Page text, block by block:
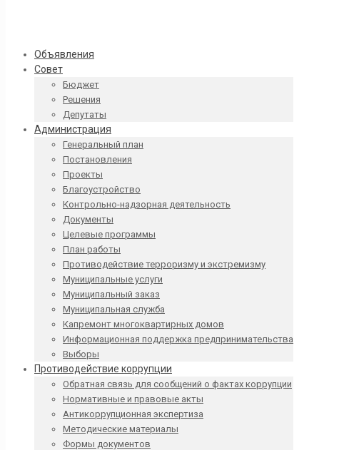
Объявления
Совет
Бюджет
Решения
Депутаты
Администрация
Генеральный план
Постановления
Проекты
Благоустройство
Контрольно-надзорная деятельность
Документы
Целевые программы
План работы
Противодействие терроризму и экстремизму
Муниципальные услуги
Муниципальный заказ
Муниципальная служба
Капремонт многоквартирных домов
Информационная поддержка предпринимательства
Выборы
Противодействие коррупции
Обратная связь для сообщений о фактах коррупции
Нормативные и правовые акты
Антикоррупционная экспертиза
Методические материалы
Формы документов